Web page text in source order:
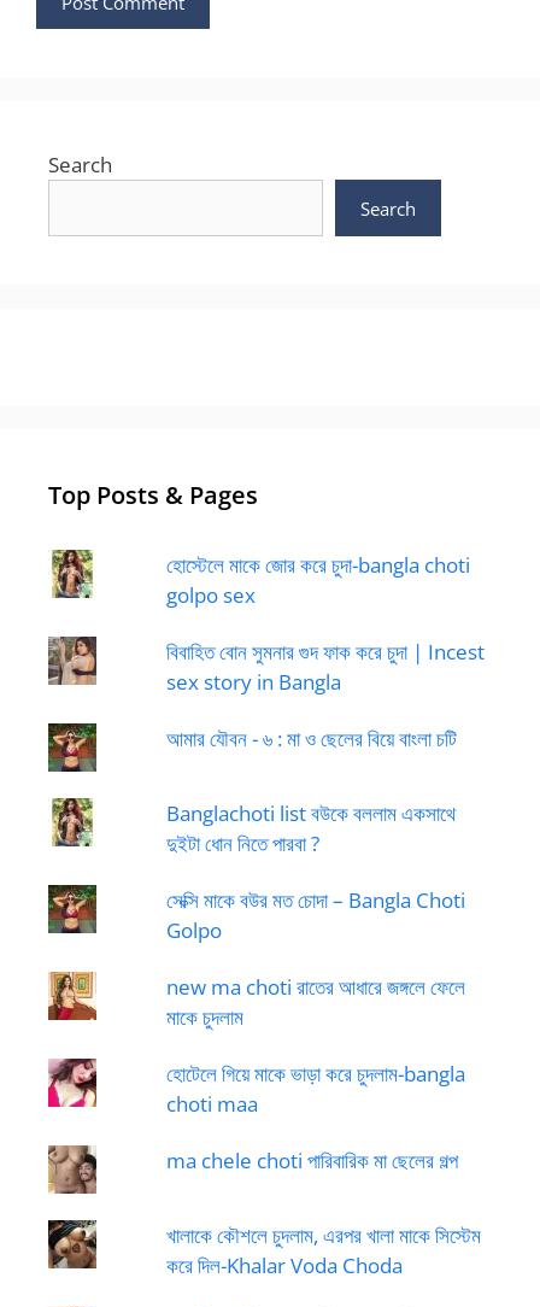
Search
Search
Top Posts & Pages
হোস্টেলে মাকে জোর করে চুদা-bangla choti
golpo sex
বিবাহিত বোন সুমনার গুদ ফাক করে চুদা | Incest
sex story in Bangla
আমার যৌবন - ৬ : মা ও ছেলের বিয়ে বাংলা চটি
Banglachoti list বউকে বললাম একসাথে
দুইটা ধোন নিতে পারবা ?
সেক্সি মাকে বউর মত চোদা – Bangla Choti
Golpo
new ma choti রাতের আধারে জঙ্গলে ফেলে
মাকে চুদলাম
হোটেলে গিয়ে মাকে ভাড়া করে চুদলাম-bangla
choti maa
ma chele choti পারিবারিক মা ছেলের গল্প
খালাকে কৌশলে চুদলাম, এরপর খালা মাকে সিস্টেম
করে দিল-Khalar Voda Choda